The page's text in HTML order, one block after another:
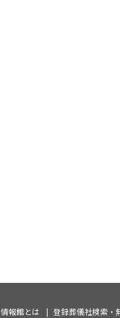
情報館とは 登録葬儀社検索・